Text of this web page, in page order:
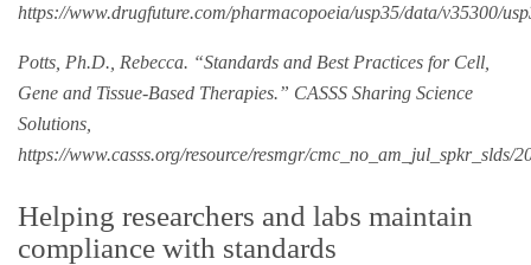
https://www.drugfuture.com/pharmacopoeia/usp35/data/v35300/
Potts, Ph.D., Rebecca. “Standards and Best Practices for Cell,
Gene and Tissue-Based Therapies.” CASSS Sharing Science
Solutions,
https://www.casss.org/resource/resmgr/cmc_no_am_jul_spkr_slds/
Helping researchers and labs maintain
compliance with standards